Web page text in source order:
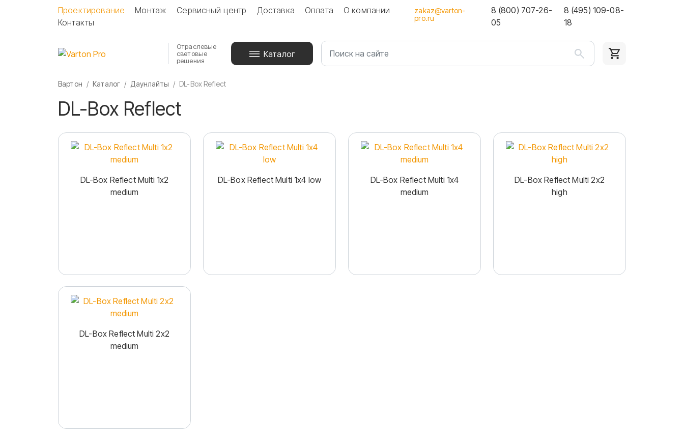
Проектирование Монтаж Сервисный центр Доставка Оплата
О компании
Контакты
zakaz@varton-
pro.ru
8 (800) 707-26-
05
8 (495) 109-08-
18
Отраслевые
световые
решения
Каталог
Вартон Каталог Даунлайты DL-Box Reflect
DL-Box Reflect
DL-Box Reflect Multi 1x2
medium
DL-Box Reflect Multi 1x4 low
DL-Box Reflect Multi 1x4
medium
DL-Box Reflect Multi 2x2
high
DL-Box Reflect Multi 2x2
medium